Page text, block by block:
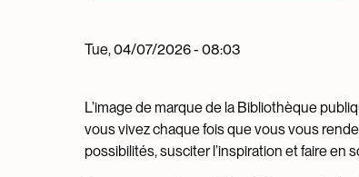
Tue, 04/07/2026 - 08:03
L’image de marque de la Bibliothèque
vous vivez chaque fois que vous vous
possibilités, susciter l’inspiration et faire